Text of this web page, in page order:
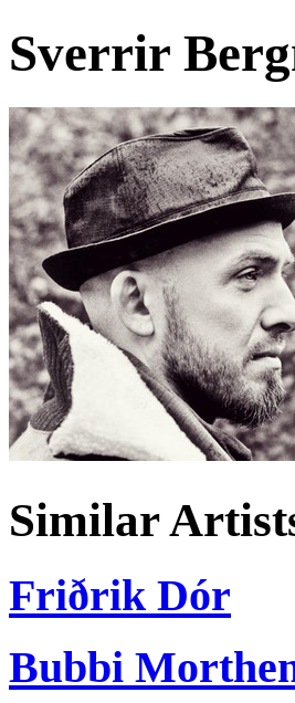
Sverrir
Similar
Friðrik Dór
Bubbi